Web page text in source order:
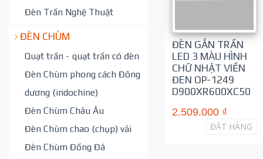
Đèn Trần Nghệ Thuật
ĐÈN CHÙM
Quạt trần - quạt trần có đèn
Đèn Chùm phong cách Đông
dương (indochine)
Đèn Chùm Châu Âu
Đèn Chùm chao (chụp) vải
Đèn Chùm Đồng Đá
ĐÈN GẮN TRẦN
LED 3 MÀU HÌNH
CHỮ NHẬT VIỀN
ĐEN OP-1249
D900XR600XC50
2.509.000 ₫
ĐẶT HÀNG